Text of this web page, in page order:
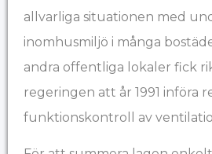
allvarliga situationen med
inomhusmiljö i många
andra offentliga lokaler fick
regeringen att år 1991 införa
funktionskontroll av